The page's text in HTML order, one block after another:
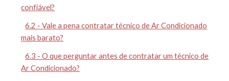
confiável?
6.2 - Vale a pena contratar técnico de Ar Condicionado
mais barato?
6.3 - O que perguntar antes de contratar um técnico de
Ar Condicionado?